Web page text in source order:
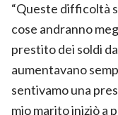
“Queste difficoltà
cose andranno
prestito dei soldi
aumentavano
sentivamo una
mio marito iniziò a